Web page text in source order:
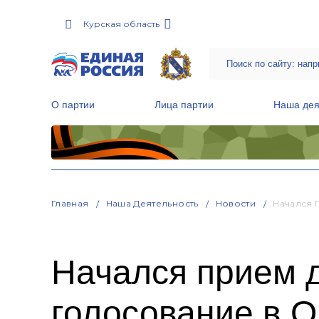
Курская область
О партии Лица партии Наша
Главная Наша Деятельность Новости Начался
Начался прием